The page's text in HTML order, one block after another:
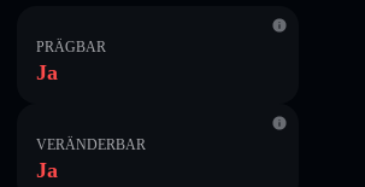
PRÄGBAR
Ja
VERÄNDERBAR
Ja